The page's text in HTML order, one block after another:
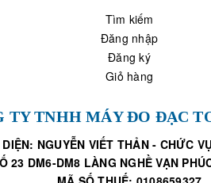
Tìm kiếm
Đăng nhập
Đăng ký
Giỏ hàng
TY TNHH MÁY ĐO ĐẠC
NGUYỄN VIẾT THẢN - CHỨC
23 DM6-DM8 LÀNG NGHỀ VẠN